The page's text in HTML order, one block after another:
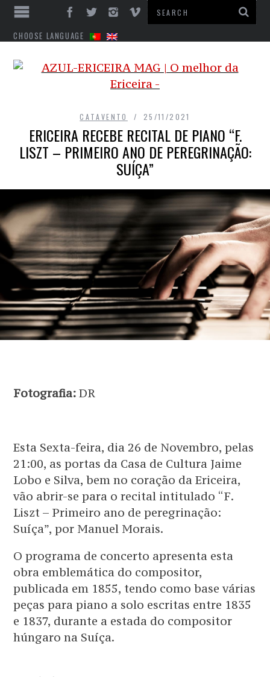
CHOOSE LANGUAGE
CATAVENTO 25/11/2021
ERICEIRA RECEBE RECITAL DE PIANO “F.
LISZT – PRIMEIRO ANO DE PEREGRINAÇÃO:
SUÍÇA”
Fotografia:DR
Esta Sexta-feira, dia 26 de Novembro, pelas
21:00, as portas da Casa de Cultura Jaime
Lobo e Silva, bem no coração da Ericeira,
vão abrir-se para o recital intitulado “F.
Liszt – Primeiro ano de peregrinação:
Suíça”, por Manuel Morais.
O programa de concerto apresenta esta
obra emblemática do compositor,
publicada em 1855, tendo como base várias
peças para piano a solo escritas entre 1835
e 1837, durante a estada do compositor
húngaro na Suíça.